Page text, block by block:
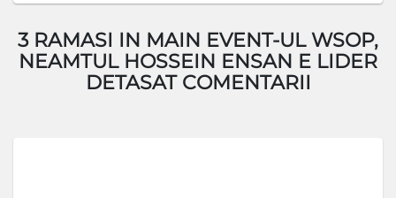
3 RAMASI IN MAIN EVENT-UL WSOP,
NEAMTUL HOSSEIN ENSAN E LIDER
DETASAT COMENTARII